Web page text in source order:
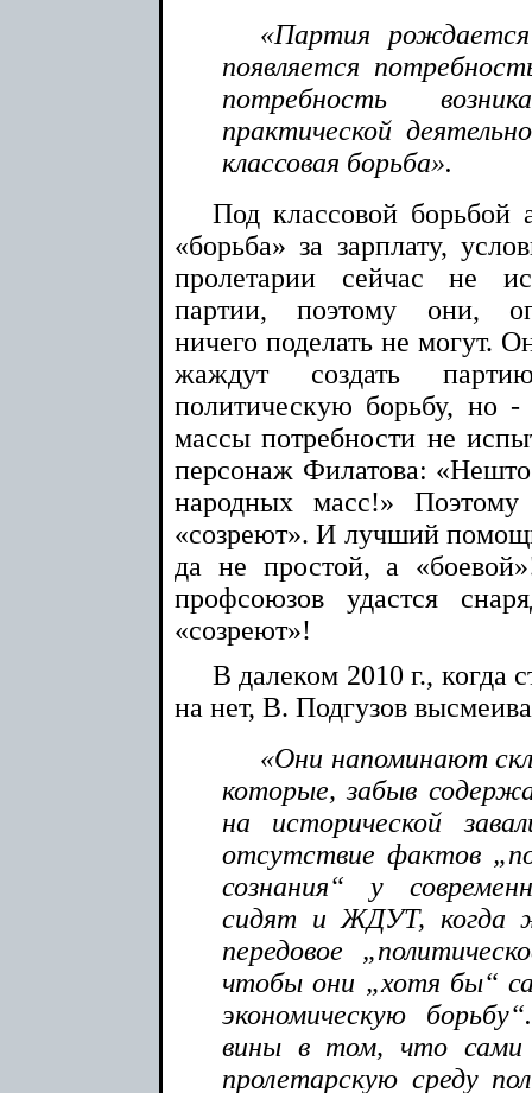
«Партия
появляется
потребность
практической
классовая борьба».
Под классовой борьбой
«борьба» за зарплату,
пролетарии сейчас не
партии, поэтому они,
ничего поделать не могут.
жаждут создать
политическую борьбу, но -
массы потребности не
персонаж Филатова:
народных масс!»
«созреют». И лучший
да не простой, а
профсоюзов удастся
«созреют»!
В далеком 2010 г., когда
на нет, В. Подгузов
«Они напоминают
которые, забыв
на исторической
отсутствие фактов
сознания“ у
сидят и ЖДУТ, когда
передовое
чтобы они „хотя бы“
экономическую
вины в том, что сами
пролетарскую среду